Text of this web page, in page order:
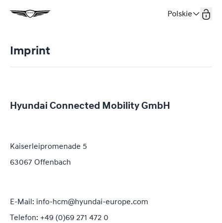
Polskie
Imprint
Hyundai Connected Mobility GmbH
Kaiserleipromenade 5
63067 Offenbach
E-Mail: info-hcm@hyundai-europe.com
Telefon: +49 (0)69 271 472 0